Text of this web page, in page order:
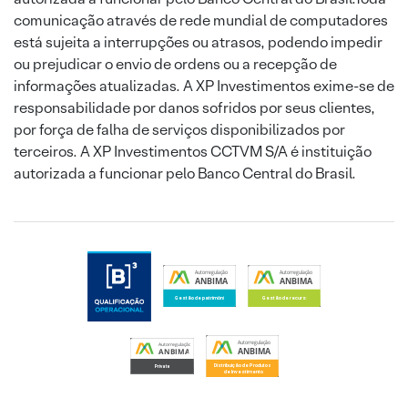
comunicação através de rede mundial de computadores
está sujeita a interrupções ou atrasos, podendo impedir
ou prejudicar o envio de ordens ou a recepção de
informações atualizadas. A XP Investimentos exime-se de
responsabilidade por danos sofridos por seus clientes,
por força de falha de serviços disponibilizados por
terceiros. A XP Investimentos CCTVM S/A é instituição
autorizada a funcionar pelo Banco Central do Brasil.